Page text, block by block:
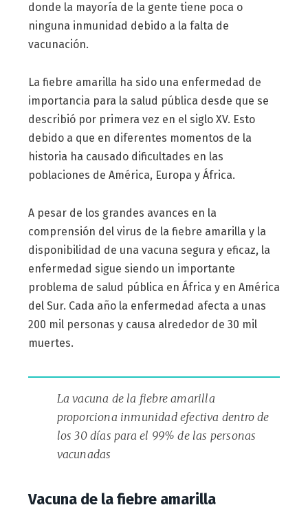
donde la mayoría de la gente tiene poca o
ninguna inmunidad debido a la falta de
vacunación.
La fiebre amarilla ha sido una enfermedad de
importancia para la salud pública desde que se
describió por primera vez en el siglo XV. Esto
debido a que en diferentes momentos de la
historia ha causado dificultades en las
poblaciones de América, Europa y África.
A pesar de los grandes avances en la
comprensión del virus de la fiebre amarilla y la
disponibilidad de una vacuna segura y eficaz, la
enfermedad sigue siendo un importante
problema de salud pública en África y en América
del Sur. Cada año la enfermedad afecta a unas
200 mil personas y causa alrededor de 30 mil
muertes.
La vacuna de la fiebre amarilla
proporciona inmunidad efectiva dentro de
los 30 días para el 99% de las personas
vacunadas
Vacuna de la fiebre amarilla